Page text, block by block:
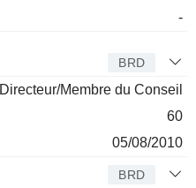
-
BRD
Directeur/Membre du Conseil
60
05/08/2010
BRD